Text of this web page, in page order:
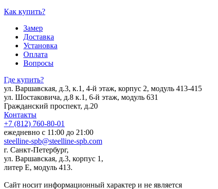
Как купить?
Замер
Доставка
Установка
Оплата
Вопросы
Где купить?
ул. Варшавская, д.3, к.1, 4-й этаж, корпус 2, модуль 413-415
ул. Шостаковича, д.8 к.1, 6-й этаж, модуль 631
Гражданский проспект, д.20
Контакты
+7 (812) 760-80-01
ежедневно с 11:00 до 21:00
steelline-spb@steelline-spb.com
г. Санкт-Петербург,
ул. Варшавская, д.3, корпус 1,
литер Е, модуль 413.
Сайт носит информационный характер и не является